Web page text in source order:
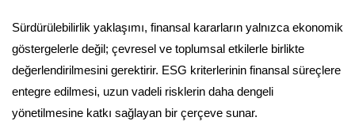
Sürdürülebilirlik yaklaşımı, finansal kararların yalnızca ekonomik
göstergelerle değil; çevresel ve toplumsal etkilerle birlikte
değerlendirilmesini gerektirir. ESG kriterlerinin finansal süreçlere
entegre edilmesi, uzun vadeli risklerin daha dengeli
yönetilmesine katkı sağlayan bir çerçeve sunar.